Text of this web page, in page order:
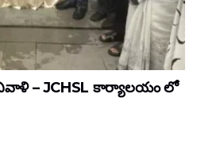
నివాళి – JCHSL కార్యాలయం లో